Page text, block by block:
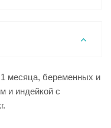
месяца, беременных и
и индейкой с